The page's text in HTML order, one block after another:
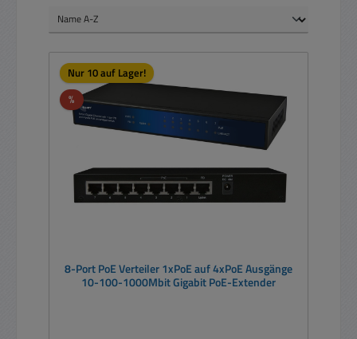
Nur 10 auf Lager!
%Rabatt
8-Port PoE Verteiler 1xPoE auf 4xPoE Ausgänge
10-100-1000Mbit Gigabit PoE-Extender